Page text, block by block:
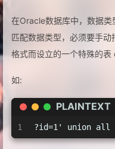
在Oracle数据库中，数据
匹配数据类型，必须要手
格式而设立的一个特殊的表
如:
PLAINTEXT
1 ?id=1' union all